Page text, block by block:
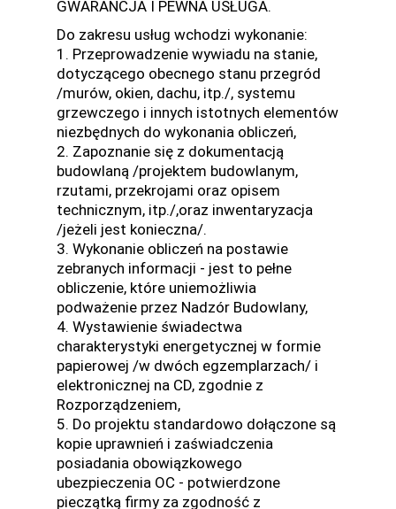
GWARANCJA I PEWNA USŁUGA.
Do zakresu usług wchodzi wykonanie:
1. Przeprowadzenie wywiadu na stanie,
dotyczącego obecnego stanu przegród
/murów, okien, dachu, itp./, systemu
grzewczego i innych istotnych elementów
niezbędnych do wykonania obliczeń,
2. Zapoznanie się z dokumentacją
budowlaną /projektem budowlanym,
rzutami, przekrojami oraz opisem
technicznym, itp./,oraz inwentaryzacja
/jeżeli jest konieczna/.
3. Wykonanie obliczeń na postawie
zebranych informacji - jest to pełne
obliczenie, które uniemożliwia
podważenie przez Nadzór Budowlany,
4. Wystawienie świadectwa
charakterystyki energetycznej w formie
papierowej /w dwóch egzemplarzach/ i
elektronicznej na CD, zgodnie z
Rozporządzeniem,
5. Do projektu standardowo dołączone są
kopie uprawnień i zaświadczenia
posiadania obowiązkowego
ubezpieczenia OC - potwierdzone
pieczątką firmy za zgodność z